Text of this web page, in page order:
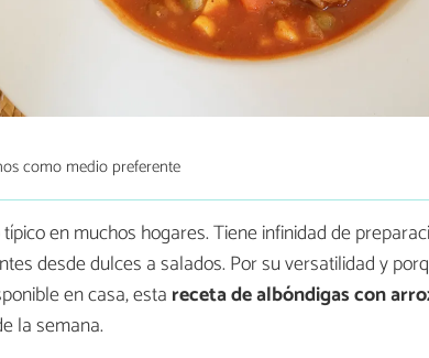
como medio preferente
en muchos hogares. Tiene infinidad de
desde dulces a salados. Por su versatilidad y
en casa, esta receta de albóndigas con
la semana.